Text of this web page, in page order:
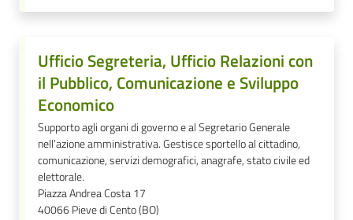
Ufficio Segreteria, Ufficio Relazioni con
il Pubblico, Comunicazione e Sviluppo
Economico
Supporto agli organi di governo e al Segretario Generale
nell’azione amministrativa. Gestisce sportello al cittadino,
comunicazione, servizi demografici, anagrafe, stato civile ed
elettorale.
Piazza Andrea Costa 17
40066Pieve di Cento (BO)